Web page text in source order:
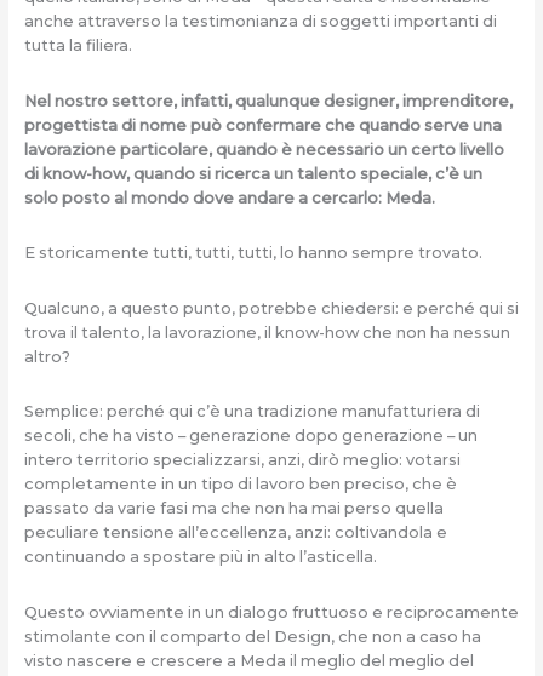
anche attraverso la testimonianza di soggetti importanti di
tutta la filiera.
Nel nostro settore, infatti, qualunque designer, imprenditore,
progettista di nome può confermare che quando serve una
lavorazione particolare, quando è necessario un certo livello
di know-how, quando si ricerca un talento speciale, c’è un
solo posto al mondo dove andare a cercarlo: Meda.
E storicamente tutti, tutti, tutti, lo hanno sempre trovato.
Qualcuno, a questo punto, potrebbe chiedersi: e perché qui si
trova il talento, la lavorazione, il know-how che non ha nessun
altro?
Semplice: perché qui c’è una tradizione manufatturiera di
secoli, che ha visto – generazione dopo generazione – un
intero territorio specializzarsi, anzi, dirò meglio: votarsi
completamente in un tipo di lavoro ben preciso, che è
passato da varie fasi ma che non ha mai perso quella
peculiare tensione all’eccellenza, anzi: coltivandola e
continuando a spostare più in alto l’asticella.
Questo ovviamente in un dialogo fruttuoso e reciprocamente
stimolante con il comparto del Design, che non a caso ha
visto nascere e crescere a Meda il meglio del meglio del